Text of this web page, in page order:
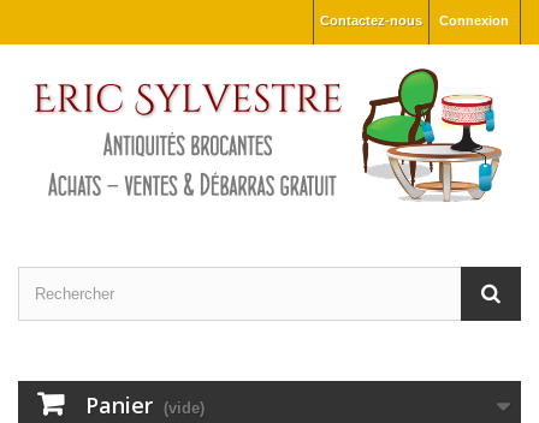
Connexion
Contactez-nous
Panier (vide)